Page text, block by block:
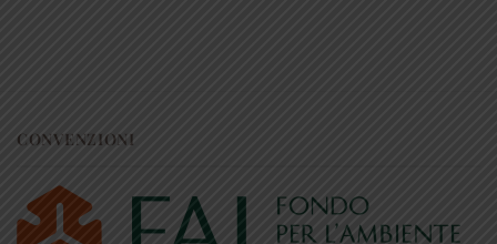
CONVENZIONI